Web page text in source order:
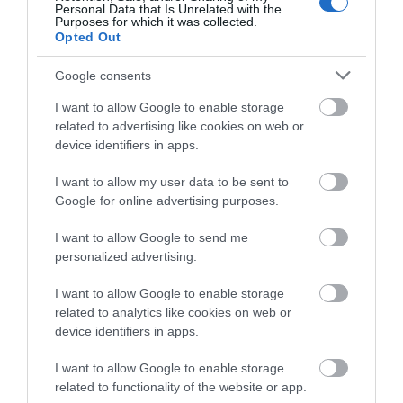
Personal Data that Is Unrelated with the
Purposes for which it was collected.
Opted Out
Google consents
I want to allow Google to enable storage
related to advertising like cookies on web or
device identifiers in apps.
I want to allow my user data to be sent to
Google for online advertising purposes.
I want to allow Google to send me
personalized advertising.
I want to allow Google to enable storage
related to analytics like cookies on web or
device identifiers in apps.
I want to allow Google to enable storage
related to functionality of the website or app.
Φωτιά στη Σκύρο: Δύσκολη νύχτα
για την Καλαμίτσα – Νέες εικόνες
και βίντεο
06.08.2026 | 22:04
Εύβοια: Με κατάνυξη και πλήθος
κόσμου η μεγάλη γιορτή στους
Ωρεούς – Παρών ο Θανάσης
06.08.2026 | 22:00
Πότε πληρώνονται οι δικαιούχοι –
Οι ημερομηνίες του e-ΕΦΚΑ
Σοκ στην Εύβοια με την κοπέλα
που έπεσε από την γέφυρα: Τα
06.08.2026 | 21:20Όλες οι τελευταίες ειδήσεις